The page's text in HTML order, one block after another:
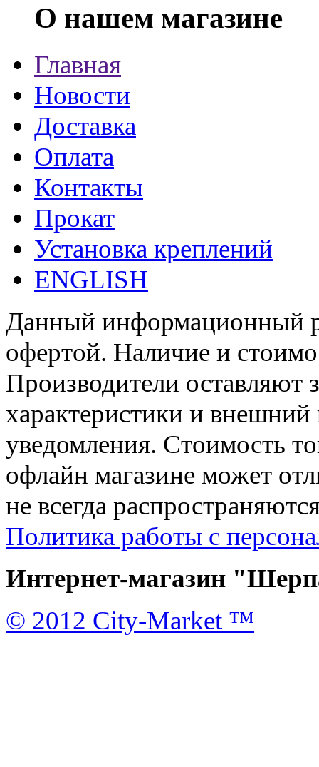
О нашем магазине
Главная
Новости
Доставка
Оплата
Контакты
Прокат
Установка креплений
ENGLISH
Данный информационный
офертой. Наличие и
Производители оставляют
характеристики и внешний
уведомления. Стоимость
офлайн магазине может
не всегда
Политика работы с
Интернет-магазин
© 2012 City-Market ™